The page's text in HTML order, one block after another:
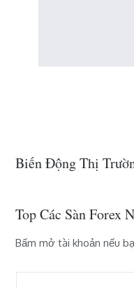
Biến Động Thị
Top Các Sàn Forex
Bấm mở tài khoản nếu